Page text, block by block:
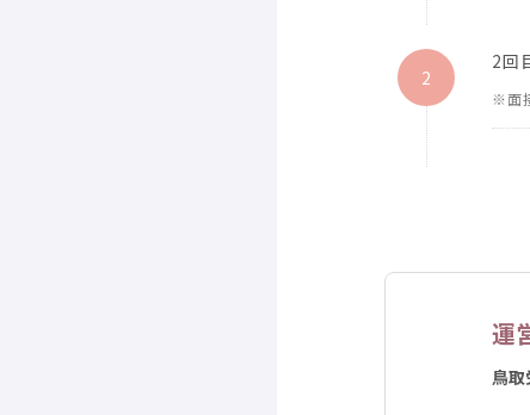
2
2回
※面
運
鳥取